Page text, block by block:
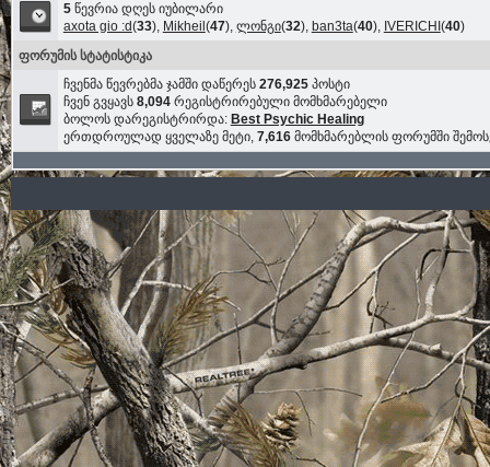
5წევრია დღეს იუბილარი
axota gio :d(33), Mikheil (47), ლონგი(32), ban3ta(40), IVERICHI (40)
ფორუმის სტატისტიკა
ჩვენმა წევრებმა ჯამში დაწერეს 276,925პოსტი
ჩვენ გვყავს 8,094რეგისტრირებული მომხმარებელი
ბოლოს დარეგისტრირდა: Best Psychic Healing
ერთდროულად ყველაზე მეტი, 7,616მომხმარებლის ფორუმში